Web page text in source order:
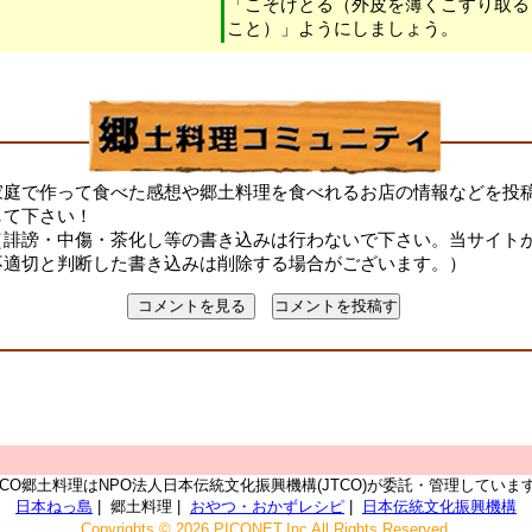
「こそげとる（外皮を薄くこすり取る
こと）」ようにしましょう。
庭で作って食べた感想や郷土料理を食べれるお店の情報などを投
下さい！
誹謗・中傷・茶化し等の書き込みは行わないで下さい。当サイト
適切と判断した書き込みは削除する場合がございます。）
郷土料理はNPO法人日本伝統文化振興機構(JTCO)が委託・管理しています
日本ねっ島 | 郷土料理 | おやつ・おかずレシピ |
日本伝統文化振興機構